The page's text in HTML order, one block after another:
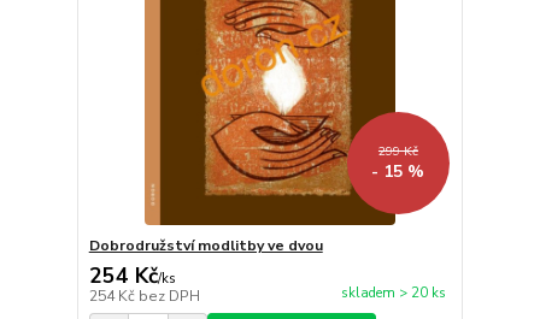
299 Kč
- 15 %
Dobrodružství modlitby ve dvou
254 Kč/ks
254 Kč bez DPH skladem > 20 ks